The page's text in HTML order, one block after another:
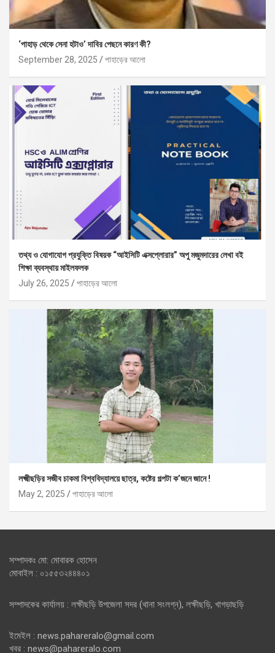
‘পাহাড় থেকে সেনা হটাও’ দাবির পেছনে কারণ কী?
September 28, 2025
পাহাড়ের আলো
তথ্য ও যোগাযোগ প্রযুক্তি বিষয়ক “আইসিটি এক্সপ্লোরার” অপু মজুমদারের লেখা বই
শিক্ষা ব্যবস্থায় মাইলফলক
July 26, 2025
পাহাড়ের আলো
লক্ষ্মীছড়ির সজীব চাকমা বিশ্ববিদ্যালয়ে ছাত্র, কষ্টের গল্পটা ক’জনে জানে !
May 2, 2025
পাহাড়ের আলো
সম্পাদকঃ মো: মোবারক হোসেন
মোবাইল : ০১৫৫৩২৪৪৪০১
সম্পাদকের কার্যালয় : লক্ষীছড়ি উপজেলা সদর (থানা সংলগ্ন), লক্ষীছড়ি, খাগড়াছড়ি
ইমেইল : news.pahareralo@gmail.com
খবর : news@pahareralo.com